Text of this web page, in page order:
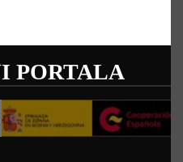
PORTALA